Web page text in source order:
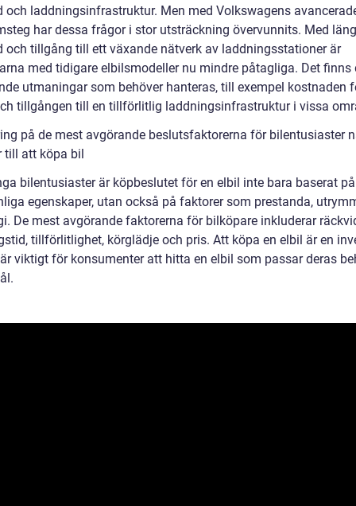
och laddningsinfrastruktur. Men med Volkswagens
har dessa frågor i stor utsträckning övervunnits. Med
och tillgång till ett växande nätverk av laddningsstationer är
med tidigare elbilsmodeller nu mindre påtagliga. Det finns
utmaningar som behöver hanteras, till exempel kostnaden
tillgången till en tillförlitlig laddningsinfrastruktur i vissa
på de mest avgörande beslutsfaktorerna för bilentusiaster
till att köpa bil
bilentusiaster är köpbeslutet för en elbil inte bara baserat
egenskaper, utan också på faktorer som prestanda,
De mest avgörande faktorerna för bilköpare inkluderar
tillförlitlighet, körglädje och pris. Att köpa en elbil är en
viktigt för konsumenter att hitta en elbil som passar deras